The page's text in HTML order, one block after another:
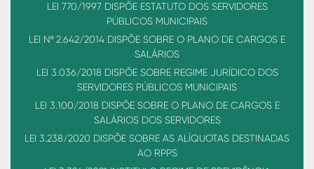
LEI 770/1997 DISPÕE ESTATUTO DOS SERVIDORES
PÚBLICOS MUNICIPAIS
LEI Nº 2.642/2014 DISPÕE SOBRE O PLANO DE CARGOS E
SALÁRIOS
LEI 3.036/2018 DISPÕE SOBRE REGIME JURÍDICO DOS
SERVIDORES PÚBLICOS MUNICIPAIS
LEI 3.100/2018 DISPÕE SOBRE O PLANO DE CARGOS E
SALÁRIOS DOS SERVIDORES
LEI 3.238/2020 DISPÕE SOBRE AS ALÍQUOTAS DESTINADAS
AO RPPS